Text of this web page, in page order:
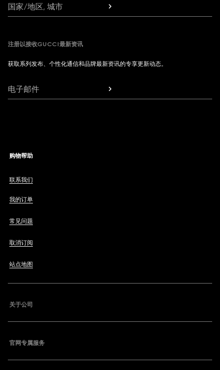
国家/地区, 城市
注册以接收GUCCI最新资讯
获取系列发布、个性化通信和品牌最新资讯的专享更新动态。
电子邮件
购物帮助
联系我们
我的订单
常见问题
取消订阅
站点地图
关于公司
官网专属服务